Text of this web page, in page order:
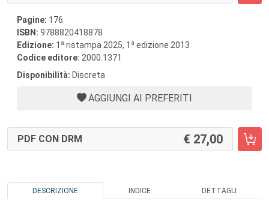
Pagine: 176
ISBN: 9788820418878
Edizione: 1 a ristampa 2025, 1 a edizione 2013
Codice editore: 2000.1371
Disponibilità: Discreta
AGGIUNGI AI PREFERITI
PDF CON DRM 27,00
DESCRIZIONE INDICE DETTAGLI